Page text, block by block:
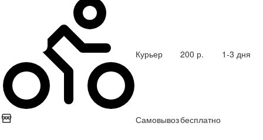
Курьер 200 р. 1-3 дня
Самовывозбесплатно